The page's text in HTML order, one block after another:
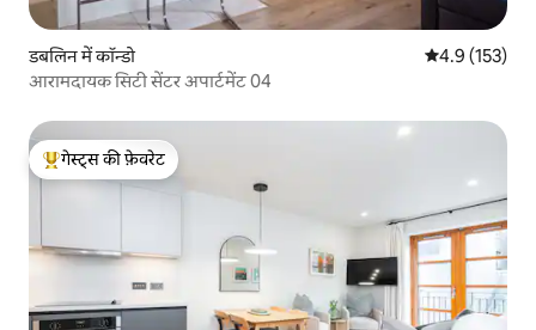
डबलिन में कॉन्डो औसत रेटिंग 5 में
4.9 (153)
आरामदायक सिटी सेंटर अपार्टमेंट 04
गेस्ट्स का टॉप फ़ेवरेट
गेस्ट्स की फ़ेवरेट